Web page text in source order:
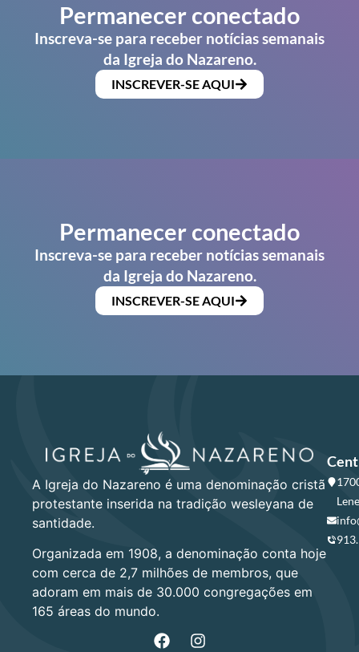
Permanecer conectado
Inscreva-se para receber notícias semanais
da Igreja do Nazareno.
INSCREVER-SE AQUI
Permanecer conectado
Inscreva-se para receber notícias semanais
da Igreja do Nazareno.
INSCREVER-SE AQUI
A Igreja do Nazareno é uma denominação cristã
protestante inserida na tradição wesleyana de
santidade.
Organizada em 1908, a denominação conta hoje
com cerca de 2,7 milhões de membros, que
adoram em mais de 30.000 congregações em
165 áreas do mundo.